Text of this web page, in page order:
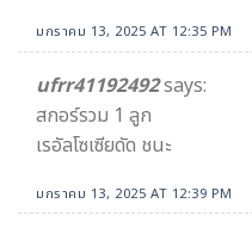
มกราคม 13, 2025 AT 12:35 PM
ufrr41192492says:
สกอร์รวม 1 ลูก
เรอัลโซเซียดัด ชนะ
มกราคม 13, 2025 AT 12:39 PM